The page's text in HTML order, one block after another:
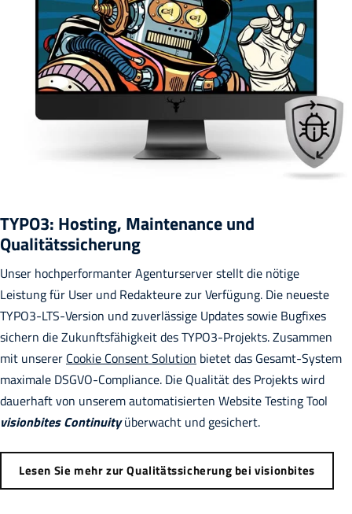
TYPO3: Hosting, Maintenance und
Qualitätssicherung
Unser hochperformanter Agenturserver stellt die nötige
Leistung für User und Redakteure zur Verfügung. Die neueste
TYPO3-LTS-Version und zuverlässige Updates sowie Bugfixes
sichern die Zukunftsfähigkeit des TYPO3-Projekts. Zusammen
mit unserer Cookie Consent Solution bietet das Gesamt-System
maximale DSGVO-Compliance. Die Qualität des Projekts wird
dauerhaft von unserem automatisierten Website Testing Tool
visionbites Continuityüberwacht und gesichert.
Lesen Sie mehr zur Qualitätssicherung bei visionbites